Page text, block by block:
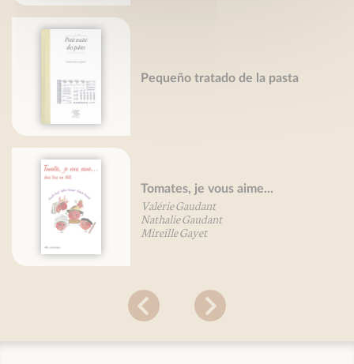
Pequeño tratado de la pasta
Tomates, je vous aime...
Valérie Gaudant
Nathalie Gaudant
Mireille Gayet